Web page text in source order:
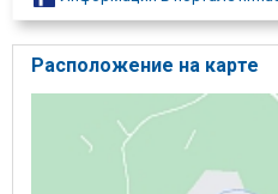
"AIROK", OOO, Газоотвод,
волость LV-4122., Мобильный
Пункты самообслуживания в
"AIROK", OOO, Пункт продажи
Кекавская волость LV-2123.,
26111616
"AIROK", OOO, Место продажи
Расположение на карте